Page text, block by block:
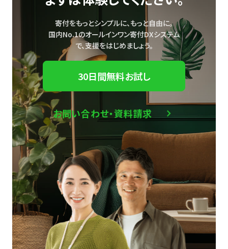
寄付をもっとシンプルに、もっと自由に。
国内No.1のオールインワン寄付DXシステム
で、支援をはじめましょう。
30日間無料お試し
お問い合わせ・資料請求